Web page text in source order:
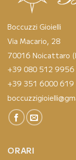
Boccuzzi Gioielli
Via Macario, 28
70016 Noicattaro
+39 080 512 9956
+39 351 6000 619
ORARI